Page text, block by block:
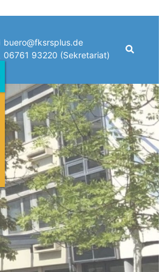
buero@fksrsplus.de
06761 93220 (Sekretariat)
Suche